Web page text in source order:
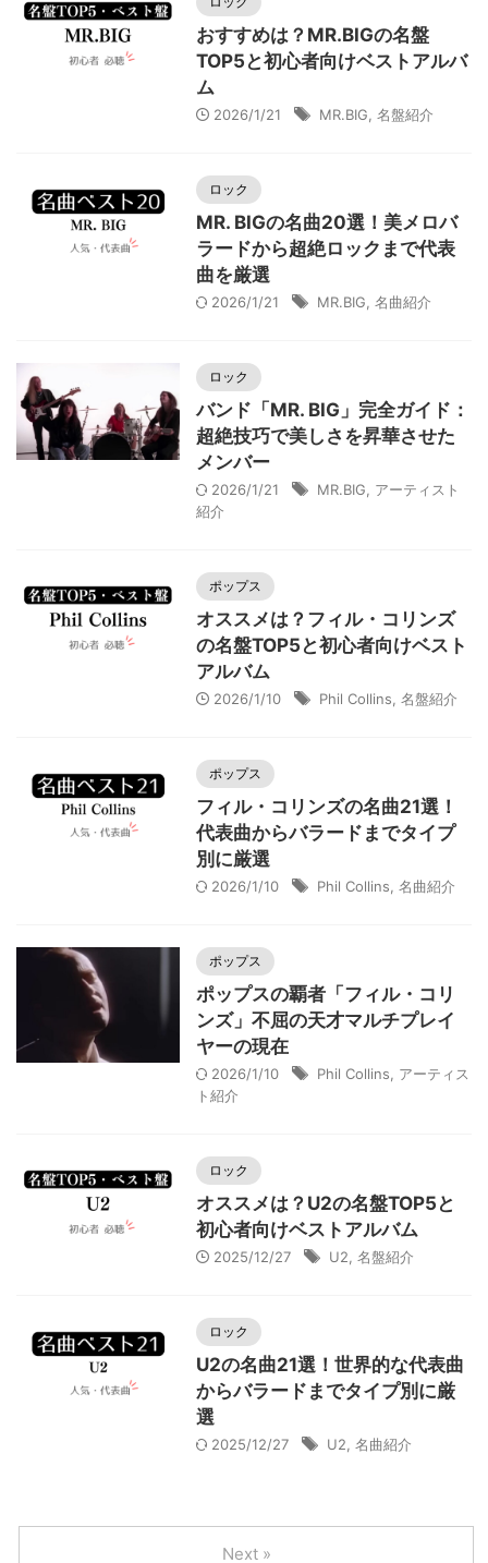
おすすめは？MR.BIGの名盤
TOP5と初心者向けベストアルバ
ム
2026/1/21 MR.BIG 名盤紹介
ロック
MR. BIGの名曲20選！美メロバ
ラードから超絶ロックまで代表
曲を厳選
2026/1/21 MR.BIG 名曲紹介
ロック
バンド「MR. BIG」完全ガイド：
超絶技巧で美しさを昇華させた
メンバー
2026/1/21 MR.BIG
アーティスト
紹介
ポップス
オススメは？フィル・コリンズ
の名盤TOP5と初心者向けベスト
アルバム
2026/1/10 Phil Collins 名盤紹介
ポップス
フィル・コリンズの名曲21選！
代表曲からバラードまでタイプ
別に厳選
2026/1/10 Phil Collins 名曲紹介
ポップス
ポップスの覇者「フィル・コリ
ンズ」不屈の天才マルチプレイ
ヤーの現在
2026/1/10 Phil Collins
アーティス
ト紹介
ロック
オススメは？U2の名盤TOP5と
初心者向けベストアルバム
2025/12/27 U2 名盤紹介
ロック
U2の名曲21選！世界的な代表曲
からバラードまでタイプ別に厳
選
2025/12/27 U2 名曲紹介
Next »